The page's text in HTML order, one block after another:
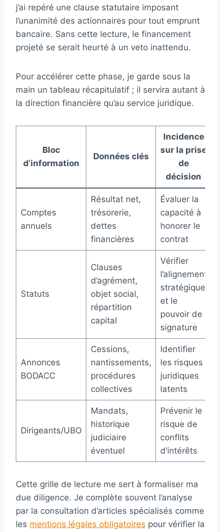
j’ai repéré une clause statutaire imposant
l’unanimité des actionnaires pour tout emprunt
bancaire. Sans cette lecture, le financement
projeté se serait heurté à un veto inattendu.
Pour accélérer cette phase, je garde sous la
main un tableau récapitulatif ; il servira autant à
la direction financière qu’au service juridique.
Bloc
d’information
Données clés
Incidence
sur la prise
de
décision
Comptes
annuels
Résultat net,
trésorerie,
dettes
financières
Évaluer la
capacité à
honorer le
contrat
Statuts
Clauses
d’agrément,
objet social,
répartition
capital
Vérifier
l’alignement
stratégique
et le
pouvoir de
signature
Annonces
BODACC
Cessions,
nantissements,
procédures
collectives
Identifier
les risques
juridiques
latents
Dirigeants/UBO
Mandats,
historique
judiciaire
éventuel
Prévenir le
risque de
conflits
d’intérêts
Cette grille de lecture me sert à formaliser ma
due diligence. Je complète souvent l’analyse
par la consultation d’articles spécialisés comme
les mentions légales obligatoires pour vérifier la